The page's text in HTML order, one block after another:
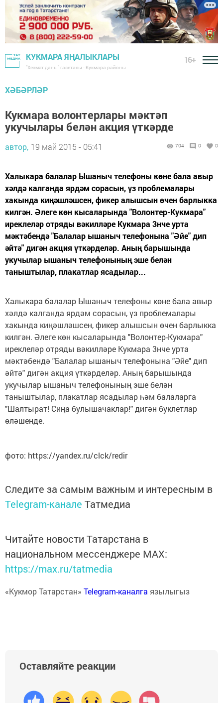
КУКМАРА ЯҢАЛЫКЛАРЫ
"Хезмәт даны" газетасы - Кукмара районы
16+
ХӘБӘРЛӘР
Кукмара волонтерлары мәктәп
укучылары белән акция үткәрде
автор, 19 май 2015 - 05:41 704 0 0
Халыкара балалар Ышаныч телефоны көне бала авыр
хәлдә калганда ярдәм сорасын, үз проблемалары
хакында киңәшләшсен, фикер алышсын өчен барлыкка
килгән. Әлеге көн кысаларында "Волонтер-Кукмара"
иреклеләр отряды вәкилләре Кукмара 3нче урта
мәктәбендә "Балалар ышаныч телефонына "Әйе" дип
әйтә" дигән акция үткәрделәр. Аның барышында
укучылар ышаныч телефонының эше белән
таныштылар, плакатлар ясадылар...
Халыкара балалар Ышаныч телефоны көне бала авыр
хәлдә калганда ярдәм сорасын, үз проблемалары
хакында киңәшләшсен, фикер алышсын өчен барлыкка
килгән. Әлеге көн кысаларында "Волонтер-Кукмара"
иреклеләр отряды вәкилләре Кукмара 3нче урта
мәктәбендә "Балалар ышаныч телефонына "Әйе" дип
әйтә" дигән акция үткәрделәр. Аның барышында
укучылар ышаныч телефонының эше белән
таныштылар, плакатлар ясадылар һәм балаларга
"Шалтырат! Сиңа булышачаклар!" дигән буклетлар
өләшенде.
фото: https://yandex.ru/clck/redir
Следите за самым важным и интересным в
Telegram-канале Татмедиа
Читайте новости Татарстана в
национальном мессенджере MАХ:
https://max.ru/tatmedia
«Кукмор Татарстан» Telegram-каналга язылыгыз
Оставляйте реакции